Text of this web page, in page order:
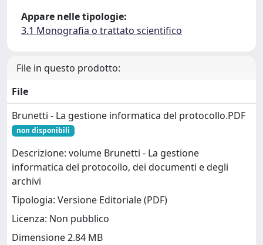
Appare nelle tipologie:
3.1 Monografia o trattato scientifico
File in questo prodotto:
File
Brunetti - La gestione informatica del protocollo.PDF
non disponibili
Descrizione: volume Brunetti - La gestione
informatica del protocollo, dei documenti e degli
archivi
Tipologia: Versione Editoriale (PDF)
Licenza: Non pubblico
Dimensione 2.84 MB